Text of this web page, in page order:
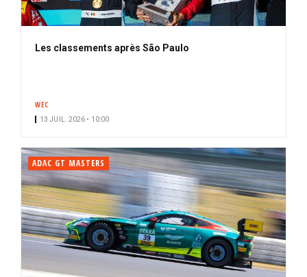
Les classements après São Paulo
WEC
13 JUIL. 2026 • 10:00
ADAC GT MASTERS